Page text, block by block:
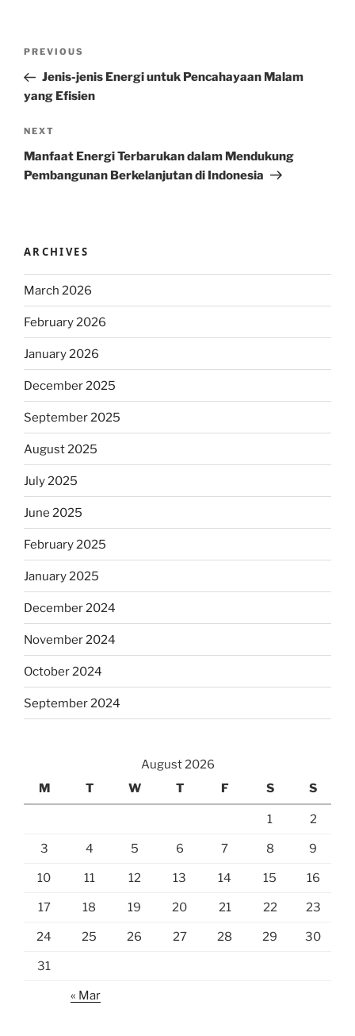
Previous
Post
PREVIOUS
Jenis-jenis Energi untuk Pencahayaan Malam
yang Efisien
Next
Post
NEXT
Manfaat Energi Terbarukan dalam Mendukung
Pembangunan Berkelanjutan di Indonesia
ARCHIVES
March 2026
February 2026
January 2026
December 2025
September 2025
August 2025
July 2025
June 2025
February 2025
January 2025
December 2024
November 2024
October 2024
September 2024
August 2026
M
T W T F S S
1 2
3 4 5 6 7 8 9
10 11 12 13 14 15 16
17 18 19 20 21 22 23
24 25 26 27 28 29 30
31
« Mar